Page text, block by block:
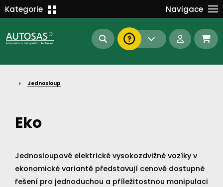
Kategorie
MANIPULAČNÍ TECHNIKA
BAGRY A MANIPULÁTORY
S-BAT ENERGY
náhradní díly stroje skladem půjčovna
Navigace
Kontakt
Jednosloup
Eko
Jednosloupové elektrické vysokozdvižné vozíky v
ekonomické variantě představují cenově dostupné
řešení pro jednoduchou a příležitostnou manipulaci